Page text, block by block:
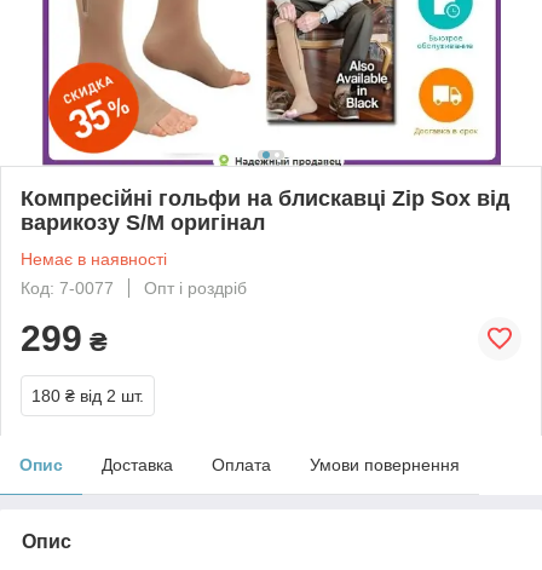
Компресійні гольфи на блискавці Zip Sox від
варикозу S/M оригінал
Немає в наявності
Код: 7-0077
Опт і роздріб
299 ₴
180 ₴ від 2 шт.
Опис Доставка Оплата Умови повернення
Опис